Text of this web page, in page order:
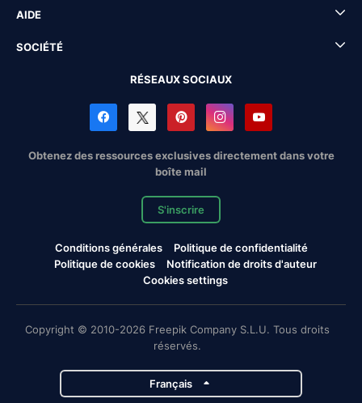
AIDE
SOCIÉTÉ
RÉSEAUX SOCIAUX
Obtenez des ressources exclusives directement dans votre
boîte mail
S'inscrire
Conditions générales
Politique de confidentialité
Politique de cookies
Notification de droits d'auteur
Cookies settings
Copyright © 2010-2026 Freepik Company S.L.U. Tous droits
réservés.
Français